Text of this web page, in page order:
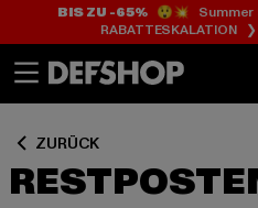
BIS ZU -65%😲💥 Summer
RABATTESKALATION
ZURÜCK